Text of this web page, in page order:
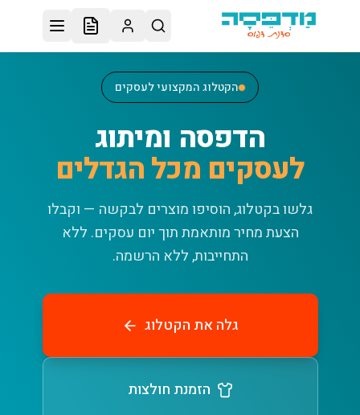
דלג לתוכן הראשי
הקטלוג המקצועי לעסקים
הדפסה ומיתוג
לעסקים מכל הגדלים
גלשו בקטלוג, הוסיפו מוצרים לבקשה — וקבלו
הצעת מחיר מותאמת תוך יום עסקים. ללא
התחייבות, ללא הרשמה.
גלה את הקטלוג
הזמנת חולצות